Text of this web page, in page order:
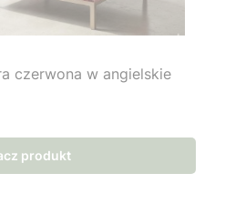
czerwona w angielskie
produkt